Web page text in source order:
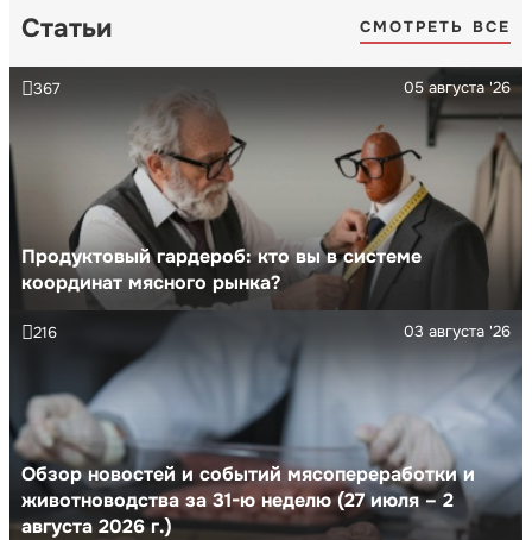
Статьи СМОТРЕТЬ ВСЕ
Продуктовый гардероб: кто вы в системе
координат мясного рынка?
05 августа '26
367
Обзор новостей и событий мясопереработки и
животноводства за 31-ю неделю (27 июля – 2
августа 2026 г.)
03 августа '26
216